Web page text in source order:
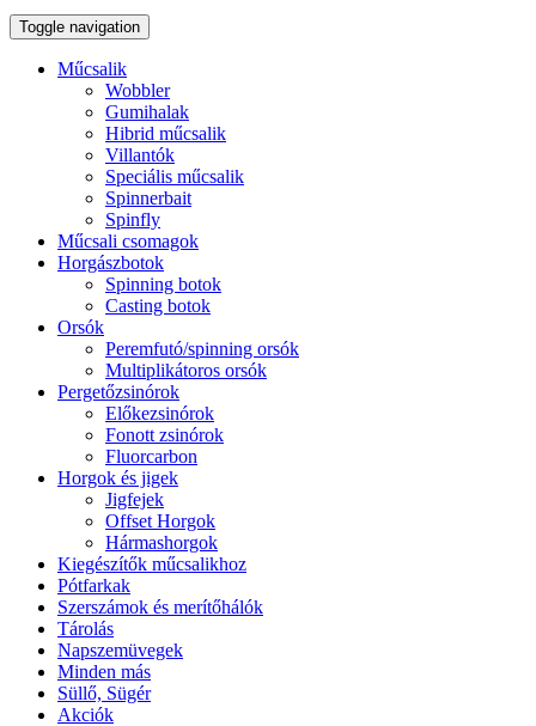
Toggle navigation
Műcsalik
Wobbler
Gumihalak
Hibrid műcsalik
Villantók
Speciális műcsalik
Spinnerbait
Spinfly
Műcsali csomagok
Horgászbotok
Spinning botok
Casting botok
Orsók
Peremfutó/spinning orsók
Multiplikátoros orsók
Pergetőzsinórok
Előkezsinórok
Fonott zsinórok
Fluorcarbon
Horgok és jigek
Jigfejek
Offset Horgok
Hármashorgok
Kiegészítők műcsalikhoz
Pótfarkak
Szerszámok és merítőhálók
Tárolás
Napszemüvegek
Minden más
Süllő, Sügér
Akciók